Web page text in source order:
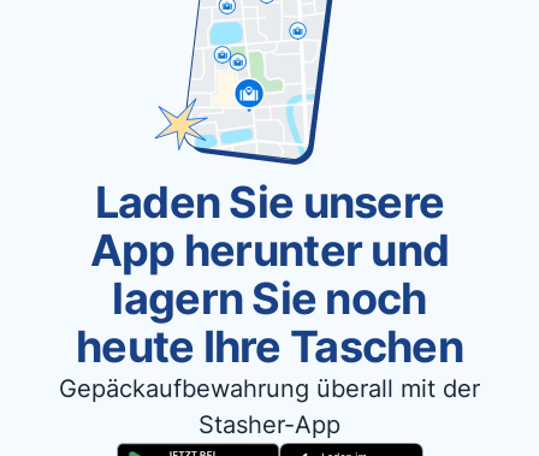
Laden Sie unsere
App herunter und
lagern Sie noch
heute Ihre Taschen
Gepäckaufbewahrung überall mit der
Stasher-App